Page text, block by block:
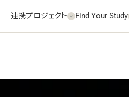
連携プロジェクト Find Your Study